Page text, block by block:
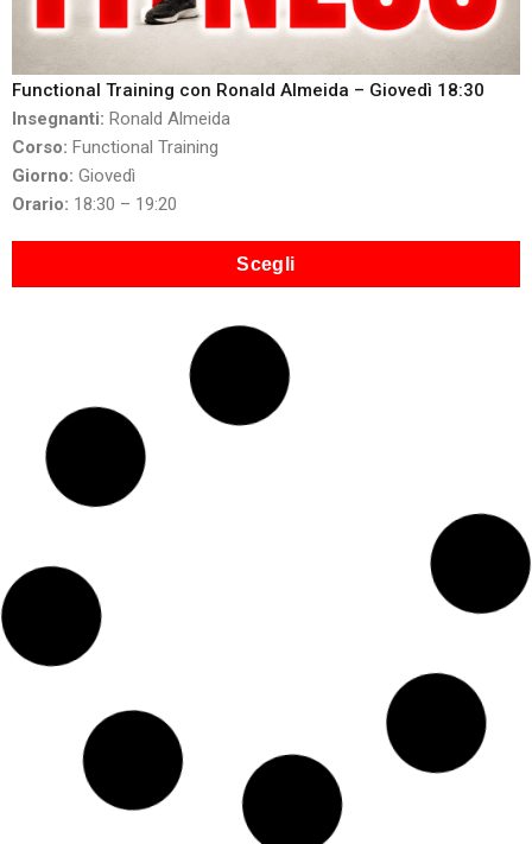
Functional Training con Ronald Almeida – Giovedì 18:30
Insegnanti: Ronald Almeida
Corso: Functional Training
Giorno: Giovedì
Orario: 18:30 – 19:20
Scegli